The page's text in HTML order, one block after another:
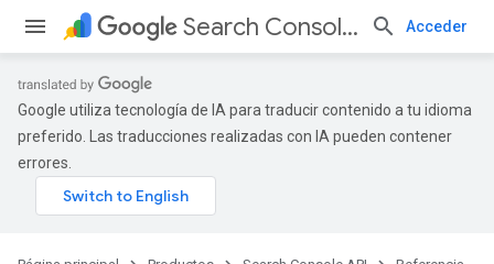
Search Console API Acceder
Google utiliza tecnología de IA para traducir contenido a tu idioma
preferido. Las traducciones realizadas con IA pueden contener
errores.